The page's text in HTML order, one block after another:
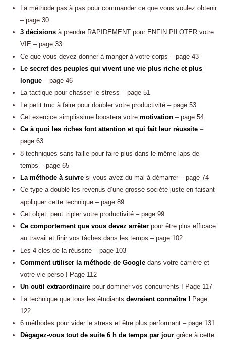
La méthode pas à pas pour commander ce que vous voulez obtenir
– page 30
3 décisions à prendre RAPIDEMENT pour ENFIN PILOTER votre
VIE – page 33
Ce que vous devez donner à manger à votre corps – page 43
Le secret des peuples qui vivent une vie plus riche et plus
longue – page 46
La tactique pour chasser le stress – page 51
Le petit truc à faire pour doubler votre productivité – page 53
Cet exercice simplissime boostera votre motivation – page 54
Ce à quoi les riches font attention et qui fait leur réussite –
page 63
8 techniques sans faille pour faire plus dans le même laps de
temps – page 65
La méthode à suivre si vous avez du mal à démarrer – page 74
Ce type a doublé les revenus d’une grosse société juste en faisant
appliquer cette technique – page 89
Cet objet peut tripler votre productivité – page 99
Ce comportement que vous devez arrêter pour être plus efficace
au travail et finir vos tâches dans les temps – page 102
Les 4 clés de la réussite – page 103
Comment utiliser la méthode de Google dans votre carrière et
votre vie perso ! Page 112
Un outil extraordinaire pour dominer vos concurrents ! Page 117
La technique que tous les étudiants devraient connaître ! Page
122
6 méthodes pour vider le stress et être plus performant – page 131
Dégagez-vous tout de suite 6 h de temps par jour grâce à cette